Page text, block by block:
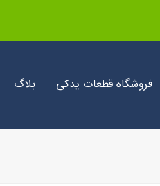
فروشگاه قطعات یدکی بلاگ